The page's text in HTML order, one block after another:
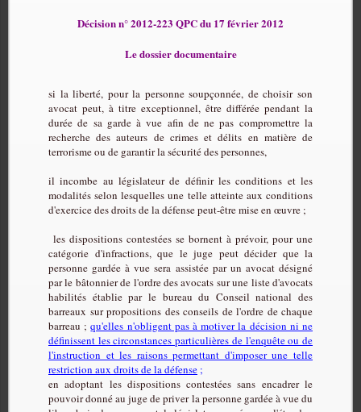
Décision n° 2012-223 QPC du 17 février 2012
Le dossier documentaire
si la liberté, pour la personne soupçonnée, de choisir son
avocat peut, à titre exceptionnel, être différée pendant la
durée de sa garde à vue afin de ne pas compromettre la
recherche des auteurs de crimes et délits en matière de
terrorisme ou de garantir la sécurité des personnes,
il incombe au législateur de définir les conditions et les
modalités selon lesquelles une telle atteinte aux conditions
d'exercice des droits de la défense peut-être mise en œuvre ;
les dispositions contestées se bornent à prévoir, pour une
catégorie d'infractions, que le juge peut décider que la
personne gardée à vue sera assistée par un avocat désigné
par le bâtonnier de l'ordre des avocats sur une liste d'avocats
habilités établie par le bureau du Conseil national des
barreaux sur propositions des conseils de l'ordre de chaque
barreau ;qu'elles n'obligent pas à motiver la décision ni ne
définissent les circonstances particulières de l'enquête ou de
l'instruction et les raisons permettant d'imposer une telle
restriction aux droits de la défense ;
en adoptant les dispositions contestées sans encadrer le
pouvoir donné au juge de priver la personne gardée à vue du